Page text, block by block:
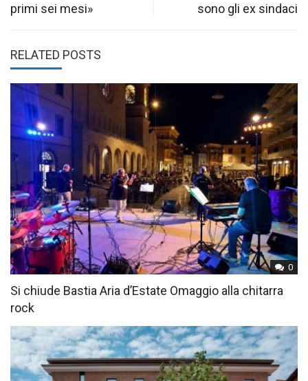
primi sei mesi»
sono gli ex sindaci
RELATED POSTS
0
Si chiude Bastia Aria d’Estate Omaggio alla chitarra
rock